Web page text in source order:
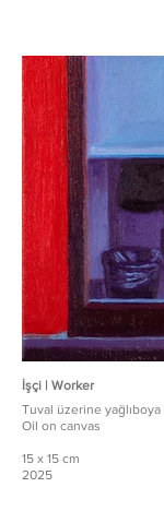
İşçi | Worker
Tuval üzerine yağlıboya
Oil on canvas
15 x 15 cm
2025